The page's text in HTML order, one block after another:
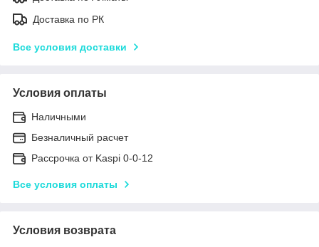
Доставка по РК
Все условия доставки
Условия оплаты
Наличными
Безналичный расчет
Рассрочка от Kaspi 0-0-12
Все условия оплаты
Условия возврата